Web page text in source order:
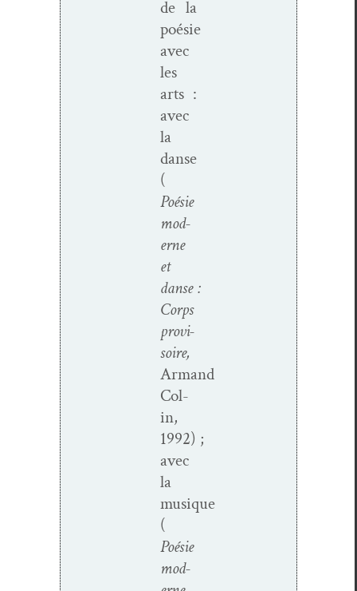
de la
poésie
avec
les
arts :
avec
la
danse
(
Poésie
mod­
erne
et
danse :
Corps
pro­vi­
soire,
Armand
Col­
in,
1992) ;
avec
la
musique
(
Poésie
mod­